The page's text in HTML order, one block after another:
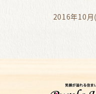
2016年10月